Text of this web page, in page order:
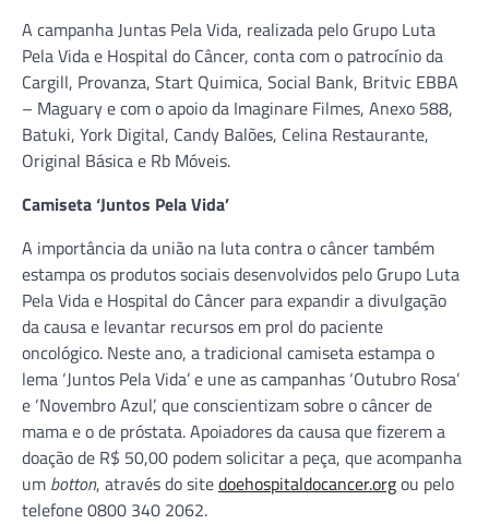
A campanha Juntas Pela Vida, realizada pelo Grupo Luta
Pela Vida e Hospital do Câncer, conta com o patrocínio da
Cargill, Provanza, Start Quimica, Social Bank, Britvic EBBA
– Maguary e com o apoio da Imaginare Filmes, Anexo 588,
Batuki, York Digital, Candy Balões, Celina Restaurante,
Original Básica e Rb Móveis.
Camiseta ‘Juntos Pela Vida’
A importância da união na luta contra o câncer também
estampa os produtos sociais desenvolvidos pelo Grupo Luta
Pela Vida e Hospital do Câncer para expandir a divulgação
da causa e levantar recursos em prol do paciente
oncológico. Neste ano, a tradicional camiseta estampa o
lema ‘Juntos Pela Vida’ e une as campanhas ‘Outubro Rosa’
e ‘Novembro Azul’, que conscientizam sobre o câncer de
mama e o de próstata. Apoiadores da causa que fizerem a
doação de R$ 50,00 podem solicitar a peça, que acompanha
um botton, através do sitedoehospitaldocancer.orgou pelo
telefone 0800 340 2062.